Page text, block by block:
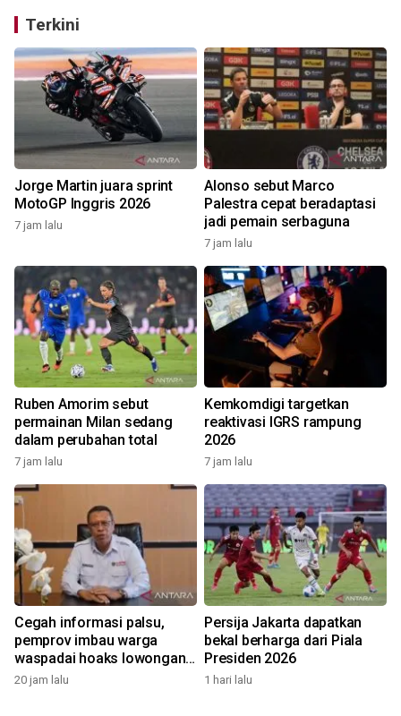
Terkini
Jorge Martin juara sprint
MotoGP Inggris 2026
7 jam lalu
Alonso sebut Marco
Palestra cepat beradaptasi
jadi pemain serbaguna
7 jam lalu
Ruben Amorim sebut
permainan Milan sedang
dalam perubahan total
7 jam lalu
Kemkomdigi targetkan
reaktivasi IGRS rampung
2026
7 jam lalu
Cegah informasi palsu,
pemprov imbau warga
waspadai hoaks lowongan
kerja Blok Masela
20 jam lalu
Persija Jakarta dapatkan
bekal berharga dari Piala
Presiden 2026
1 hari lalu